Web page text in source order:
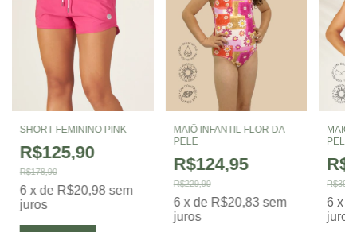
SHORT FEMININO PINK
R$125,90
R$178,90
6 x de R$20,98 sem
juros
MAIÔ INFANTIL FLOR DA
PELE
R$124,95
R$229,90
6 x de R$20,83 sem
juros
MAIÔ
PELE
6 x
juros